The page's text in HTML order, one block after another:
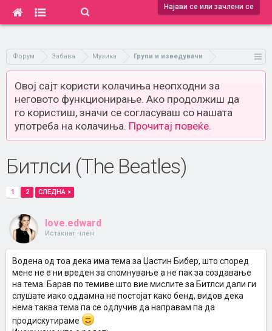
Најави се или зачлени се
Форум Забава Музика Групи и изведувачи
Овој сајт користи колачиња неопходни за
неговото функционирање. Ако продолжиш да
го користиш, значи се согласуваш со нашата
употреба на колачиња. Прочитај повеќе.
Битлси (The Beatles)
1 2 СЛЕДНА >
love.edward
Истакнат член
Водена од тоа дека има тема за Џастин Бибер, што според
мене не е ни вреден за спомнување а не пак за создавање
на тема. Барав по темиве што вие мислите за Битлси дали ги
слушате иако оддамна не постојат како бенд, видов дека
нема таква тема па се одлучив да направам па да
продискутираме